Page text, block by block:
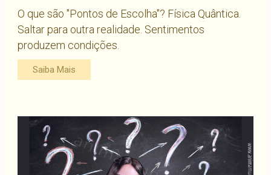
O que são "Pontos de Escolha"? Física Quântica.
Saltar para outra realidade. Sentimentos
produzem condições.
Saiba Mais